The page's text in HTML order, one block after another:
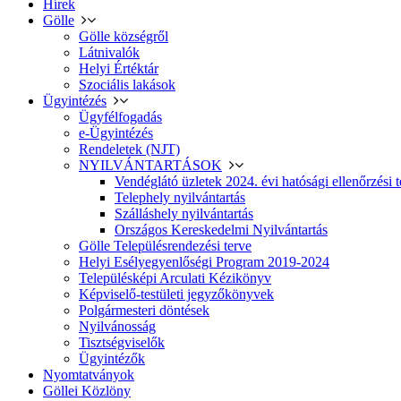
Hírek
Gölle
Gölle községről
Látnivalók
Helyi Értéktár
Szociális lakások
Ügyintézés
Ügyfélfogadás
e-Ügyintézés
Rendeletek (NJT)
NYILVÁNTARTÁSOK
Vendéglátó üzletek 2024. évi hatósági ellenőrzési
Telephely nyilvántartás
Szálláshely nyilvántartás
Országos Kereskedelmi Nyilvántartás
Gölle Településrendezési terve
Helyi Esélyegyenlőségi Program 2019-2024
Településképi Arculati Kézikönyv
Képviselő-testületi jegyzőkönyvek
Polgármesteri döntések
Nyilvánosság
Tisztségviselők
Ügyintézők
Nyomtatványok
Göllei Közlöny